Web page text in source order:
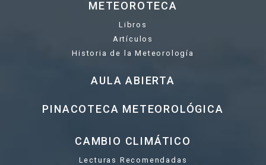
METEOROTECA
Libros
Artículos
Historia de la Meteorología
AULA ABIERTA
PINACOTECA METEOROLÓGICA
CAMBIO CLIMÁTICO
Lecturas Recomendadas